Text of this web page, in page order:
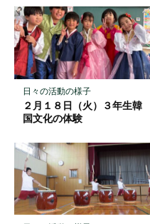
日々の活動の様子
２月１８日（火）３年生韓
国文化の体験